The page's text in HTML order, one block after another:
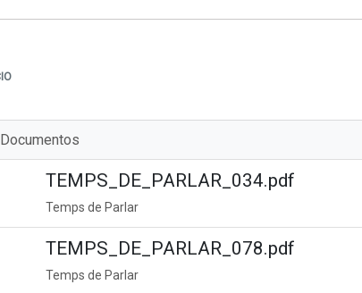
Documentos
TEMPS_DE_PARLAR_034.pdf
Temps de Parlar
TEMPS_DE_PARLAR_078.pdf
Temps de Parlar